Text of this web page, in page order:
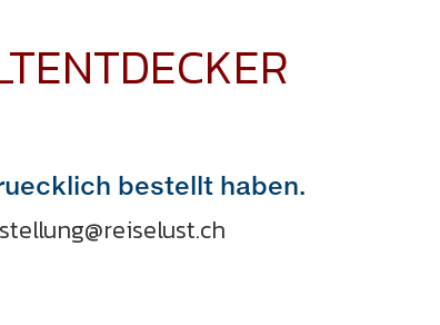
bestellt haben.